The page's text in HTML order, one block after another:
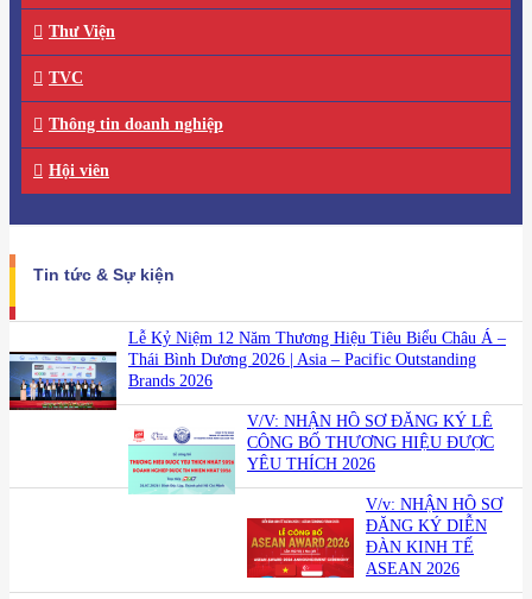
Thư Viện
TVC
Thông tin doanh nghiệp
Hội viên
Tin tức & Sự kiện
Lễ Kỷ Niệm 12 Năm Thương Hiệu Tiêu Biểu Châu Á –
Thái Bình Dương 2026 | Asia – Pacific Outstanding
Brands 2026
V/V: NHẬN HỒ SƠ ĐĂNG KÝ LỄ
CÔNG BỐ THƯƠNG HIỆU ĐƯỢC
YÊU THÍCH 2026
V/v: NHẬN HỒ SƠ
ĐĂNG KÝ DIỄN
ĐÀN KINH TẾ
ASEAN 2026